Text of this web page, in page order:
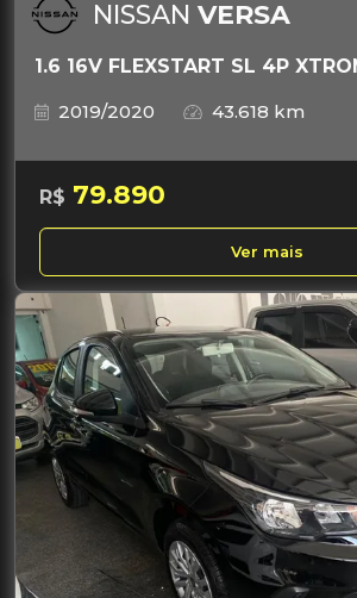
NISSAN VERSA
1.6 16V FLEXSTART SL 4P
2019/2020
43.618 km
R$ 79.890
Ver mais